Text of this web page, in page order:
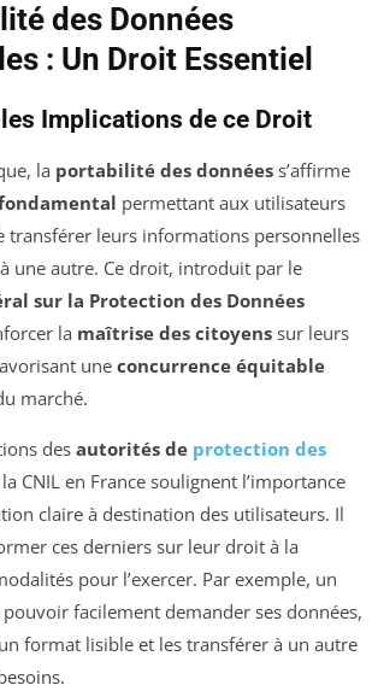
des Données
: Un Droit Essentiel
Implications de ce Droit
la portabilité des données s’affirme
permettant aux utilisateurs
transférer leurs informations personnelles
une autre. Ce droit, introduit par le
sur la Protection des Données
la maîtrise des citoyens sur leurs
une concurrence équitable
marché.
des autorités de protection des
CNIL en France soulignent l’importance
claire à destination des utilisateurs. Il
ces derniers sur leur droit à la
pour l’exercer. Par exemple, un
facilement demander ses données,
format lisible et les transférer à un autre